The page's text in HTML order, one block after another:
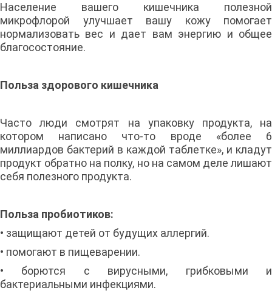
Население вашего кишечника полезной
микрофлорой улучшает вашу кожу помогает
нормализовать вес и дает вам энергию и общее
благосостояние.
Польза здорового кишечника
Часто люди смотрят на упаковку продукта, на
котором написано что-то вроде «более 6
миллиардов бактерий в каждой таблетке», и кладут
продукт обратно на полку, но на самом деле лишают
себя полезного продукта.
Польза пробиотиков:
• защищают детей от будущих аллергий.
• помогают в пищеварении.
• борются с вирусными, грибковыми и
бактериальными инфекциями.